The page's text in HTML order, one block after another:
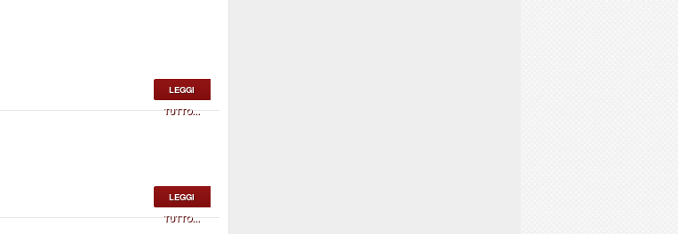
LEGGI
TUTTO...
LEGGI
TUTTO...